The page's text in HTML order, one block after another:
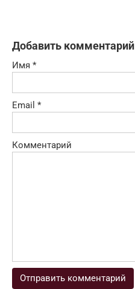
Добавить комментарий
Имя *
Email *
Комментарий